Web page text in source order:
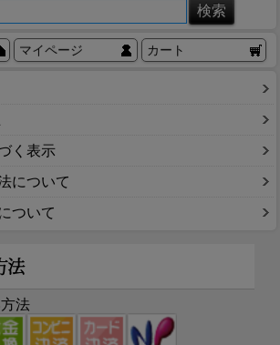
マイページ カート
く表示
について
ついて
法